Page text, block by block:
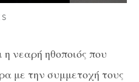
η νεαρή ηθοποιός που
με την συμμετοχή τους